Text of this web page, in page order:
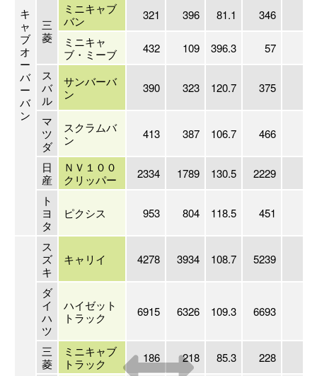
キ
ャ
ブ
オ
ー
バ
ー
バ
ン
三
菱
ミニキャブ
バン
321 396 81.1 346
ミニキャ
ブ・ミーブ
432 109 396.3 57
ス
バ
ル
サンバーバ
ン
390 323 120.7 375
マ
ツ
ダ
スクラムバ
ン
413 387 106.7 466
日
産
ＮＶ１００
クリッパー
2334 1789 130.5 2229
ト
ヨ
タ
ピクシス 953 804 118.5 451
ス
ズ
キ
キャリイ 4278 3934 108.7 5239
ダ
イ
ハ
ツ
ハイゼット
トラック
6915 6326 109.3 6693
三
菱
ミニキャブ
トラック
186 218 85.3 228